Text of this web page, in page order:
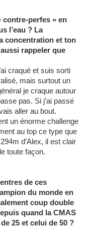
contre-perfes » en
l’eau ? La
concentration et ton
rappeler que
craqué et suis sorti
mais surtout un
je craque autour
pas. Si j’ai passé
aller au bout.
un énorme challenge
au top ce type que
d’Alex, il est clair
toute façon.
de ces
du monde en
coup double
quand la CMAS
25 et celui de 50 ?